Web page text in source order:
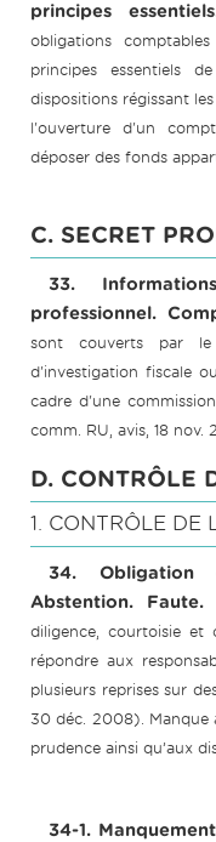
principes
obligations
principes essentiels
dispositions régissant
l'ouverture d'un
déposer des fonds
C. SECRET
33.
professionnel.
sont couverts par le
d'investigation fiscale
cadre d'une
comm. RU, avis, 18 nov.
D. CONTRÔLE
1. CONTRÔLE DE
34. Obligation
Abstention. Faute.
diligence, courtoisie et
répondre aux
plusieurs reprises sur
30 déc. 2008). Manque
prudence ainsi qu’aux
34-1.